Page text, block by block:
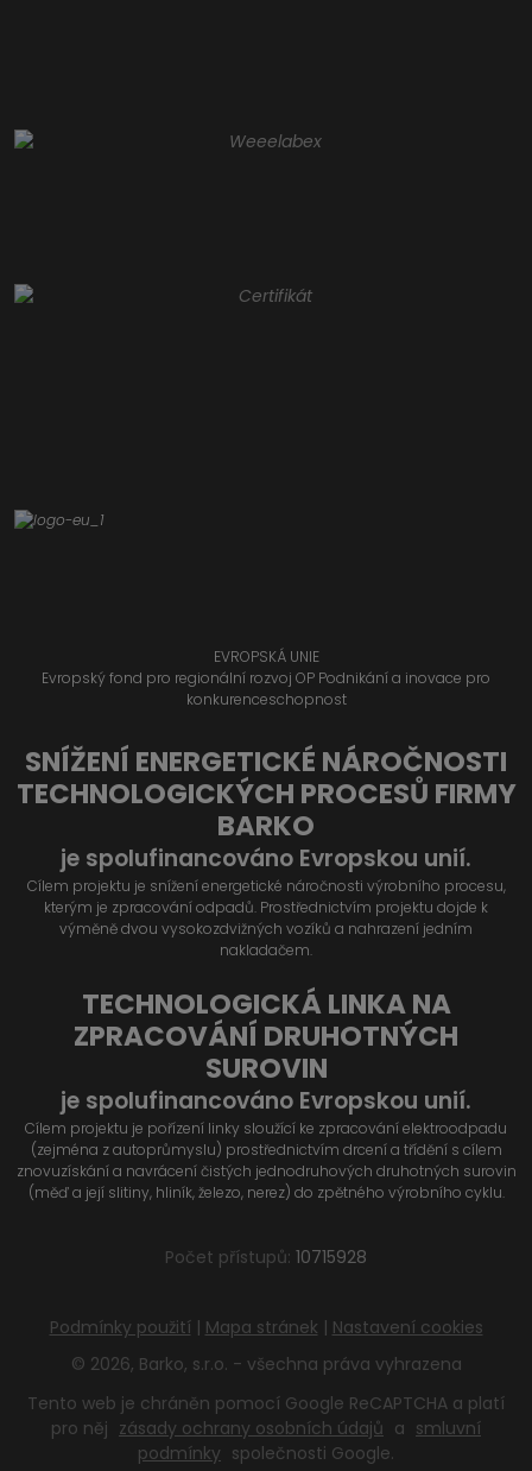
EVROPSKÁ UNIE
Evropský fond pro regionální rozvoj OP Podnikání a inovace pro
konkurenceschopnost
SNÍŽENÍ ENERGETICKÉ NÁROČNOSTI
TECHNOLOGICKÝCH PROCESŮ FIRMY
BARKO
je spolufinancováno Evropskou unií.
Cílem projektu je snížení energetické náročnosti výrobního procesu,
kterým je zpracování odpadů. Prostřednictvím projektu dojde k
výměně dvou vysokozdvižných vozíků a nahrazení jedním
nakladačem.
TECHNOLOGICKÁ LINKA NA
ZPRACOVÁNÍ DRUHOTNÝCH
SUROVIN
je spolufinancováno Evropskou unií.
Cílem projektu je pořízení linky sloužící ke zpracování elektroodpadu
(zejména z autoprůmyslu) prostřednictvím drcení a třídění s cílem
znovuzískání a navrácení čistých jednodruhových druhotných surovin
(měď a její slitiny, hliník, železo, nerez) do zpětného výrobního cyklu.
Počet přístupů: 10715928
© 2026, Barko, s.r.o. - všechna práva vyhrazena
Podmínky použití | Mapa stránek | Nastavení cookies
Tento web je chráněn pomocí Google ReCAPTCHA a platí
pro něj zásady ochrany osobních údajů a smluvní
podmínky společnosti Google.